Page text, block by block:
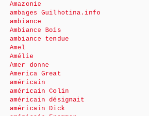
Amazonie
ambages Guilhotina.info
ambiance
Ambiance Bois
ambiance tendue
Amel
Amélie
Amer donne
America Great
américain
américain Colin
américain désignait
américain Dick